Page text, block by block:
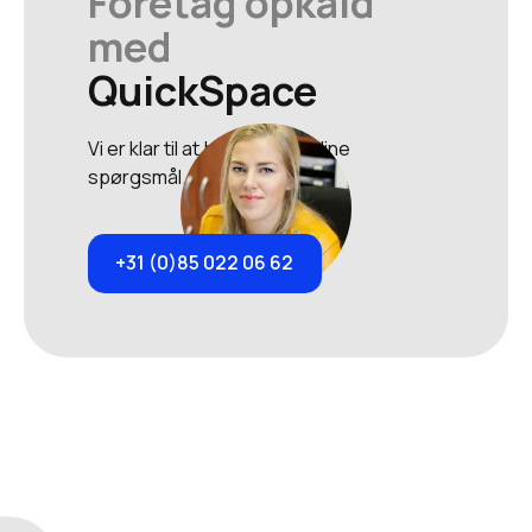
med
QuickSpace
Vi er klar til at besvare alle dine
spørgsmål.
+31 (0)85 022 06 62